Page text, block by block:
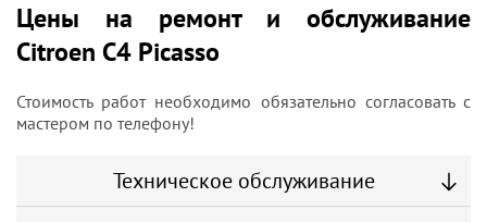
Цены на ремонт и обслуживание
Citroen C4 Picasso
Стоимость работ необходимо обязательно согласовать с
мастером по телефону!
Техническое обслуживание